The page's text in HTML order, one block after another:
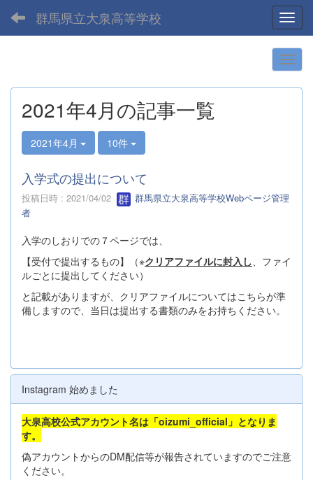
群馬県立大泉高等学校
2021年4月の記事一覧
2021年4月 10件
入学式の提出について
投稿日時 : 2021/04/02
群馬県立大泉高等学校Webページ管理
者
入学のしおりでの７ページでは、
【受付で提出するもの】（※クリアファイルに封入し 、ファイ
ルごとに提出してください）
と記載がありますが、クリアファイルについてはこちらが準
備しますので、当日は提出する書類のみをお持ちください。
Instagram 始めました
大泉高校公式アカウント名は「oizumi_official」となりま
す。
偽アカウントからのDM配信等が報告されていますのでご注意
ください。